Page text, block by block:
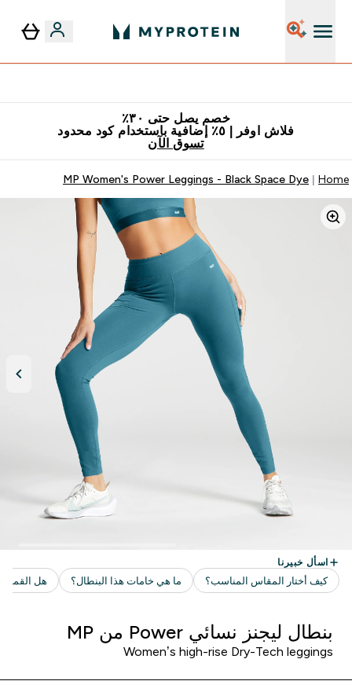
خصم يصل حتى ٣٠٪
فلاش اوفر | ٥٪ إضافية باستخدام كود محدود
تسوق الآن
Home
MP Women's Power Leggings - Black Space Dye
بنطال ليجنز نسائي Power من MP
Women’s high-rise Dry-Tech leggings